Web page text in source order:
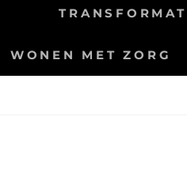
WONEN MET ZORG